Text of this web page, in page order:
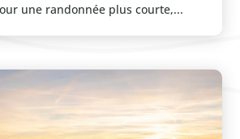
une randonnée plus courte,...